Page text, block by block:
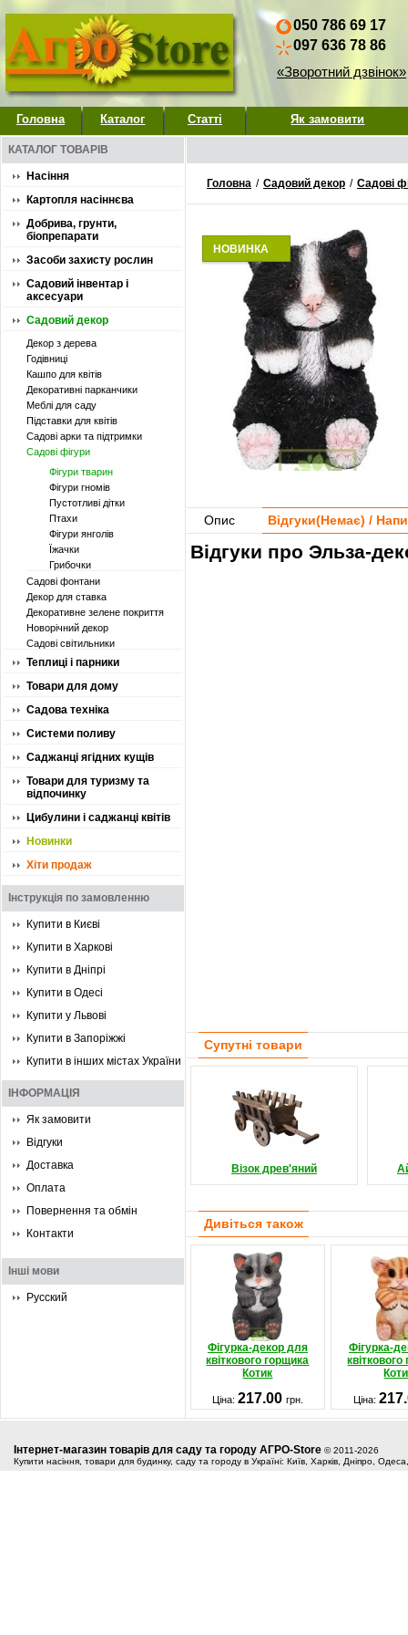
050 786 69 17
097 636 78 86
«Зворотний дзвінок»
Головна Каталог Статті Як замовити
КАТАЛОГ ТОВАРІВ
Насіння
Картопля насіннєва
Добрива, грунти,
біопрепарати
Засоби захисту рослин
Садовий інвентар і
аксесуари
Садовий декор
Декор з дерева
Годівниці
Кашпо для квітів
Декоративні парканчики
Меблі для саду
Підставки для квітів
Садові арки та підтримки
Садові фігури
Фігури тварин
Фігури гномів
Пустотливі дітки
Птахи
Фігури янголів
Їжачки
Грибочки
Садові фонтани
Декор для ставка
Декоративне зелене покриття
Новорічний декор
Садові світильники
Теплиці і парники
Товари для дому
Садова техніка
Системи поливу
Саджанці ягідних кущів
Товари для туризму та
відпочинку
Цибулини і саджанці квітів
Новинки
Хіти продаж
Інструкція по замовленню
Купити в Києві
Купити в Харкові
Купити в Дніпрі
Купити в Одесі
Купити у Львові
Купити в Запоріжжі
Купити в інших містах України
ІНФОРМАЦІЯ
Як замовити
Відгуки
Доставка
Оплата
Повернення та обмін
Контакти
Інші мови
Русский
Головна / Садовий декор / Садові
НОВИНКА
Опис Відгуки(Немає) /
Відгуки про Эльза-
Супутні товари
Візок древ'яний
Дивіться також
Фігурка-декор для
квіткового горщика
Котик
Фігурка-
Ціна: 217.00 грн. Ціна:
Інтернет-магазин товарів для саду та городу АГРО-Store © 2011-2026
Купити насіння, товари для будинку, саду та городу в Україні: Київ, Харків, Дніпро,